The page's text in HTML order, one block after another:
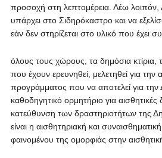
προσοχή στη λεπτομέρεια. Λέω λοιπόν,
υπάρχει στο Σιδηρόκαστρο και να
εάν δεν στηρίζεται στο υλικό που έχει
όλους τους χώρους, τα δημόσια κτίρια,
που έχουν ερευνηθεί, μελετηθεί για την
προγράμματος που να αποτελεί για την
καθοδηγητικό ορμητήριο για
κατεύθυνση των δραστηριοτήτων της
είναι η αισθητηριακή και
φαινομένου της ομορφιάς στην